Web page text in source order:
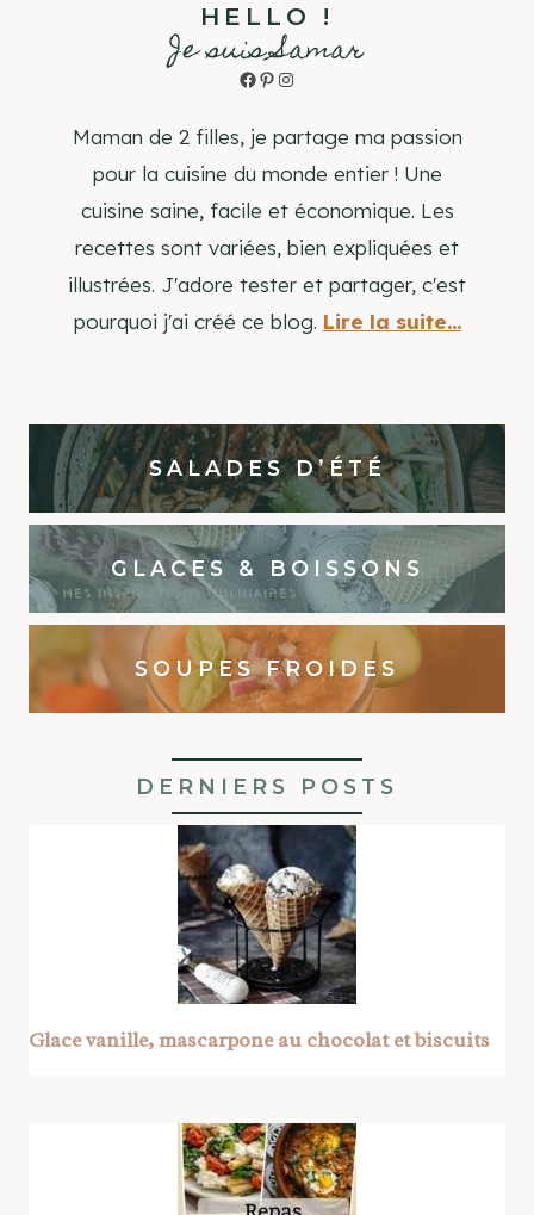
HELLO !
Je suis Samar
Facebook
Pinterest
Instagram
Maman de 2 filles, je partage ma passion
pour la cuisine du monde entier ! Une
cuisine saine, facile et économique. Les
recettes sont variées, bien expliquées et
illustrées. J'adore tester et partager, c'est
pourquoi j'ai créé ce blog. Lire la suite...
SALADES D’ÉTÉ
GLACES & BOISSONS
SOUPES FROIDES
DERNIERS POSTS
Glace vanille, mascarpone au chocolat et biscuits